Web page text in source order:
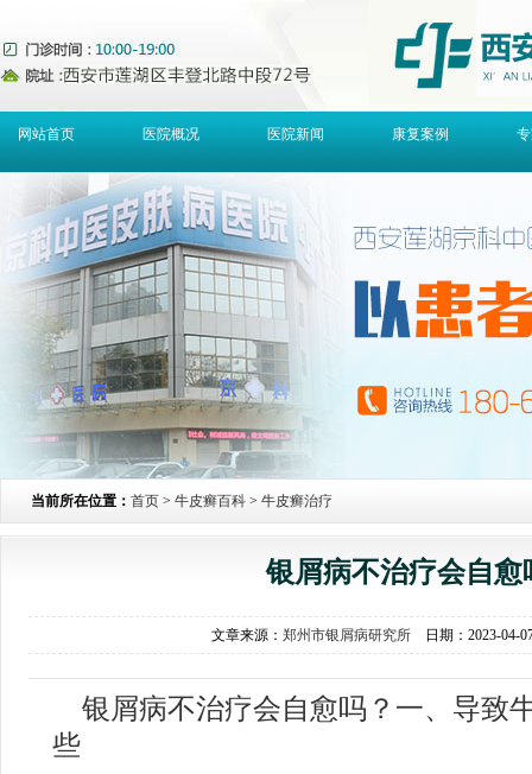
网站首页 医院概况 医院新闻 康复案例
当前所在位置： 首页 > 牛皮癣百科 > 牛皮癣治疗
银屑病不治疗会自愈
文章来源： 郑州市银屑病研究所 日期：2023-04-
银屑病不治疗会自愈吗？一、导致
些